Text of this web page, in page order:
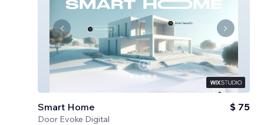
Smart Home
Door Evoke Digital
$ 75